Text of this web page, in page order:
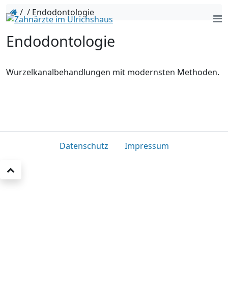
/ / Endodontologie
Endodontologie
Wurzelkanalbehandlungen mit modernsten Methoden.
Datenschutz Impressum